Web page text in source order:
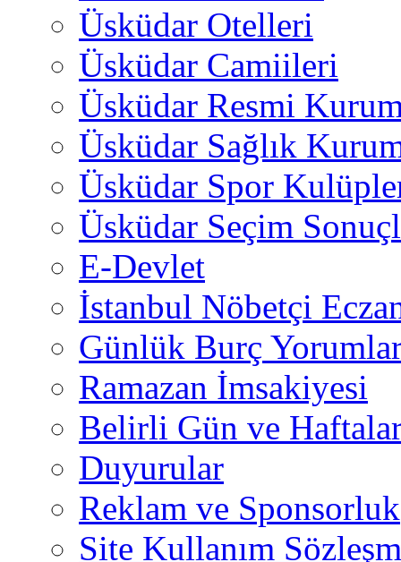
Üsküdar Otelleri
Üsküdar Camiileri
Üsküdar Resmi
Üsküdar Sağlık
Üsküdar Spor
Üsküdar Seçim
E-Devlet
İstanbul Nöbetçi
Günlük Burç
Ramazan İmsakiyesi
Belirli Gün ve
Duyurular
Reklam ve Sponsorluk
Site Kullanım